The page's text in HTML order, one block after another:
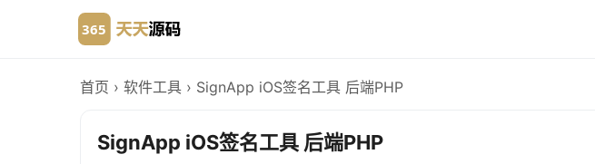
首页 › 软件工具 › SignApp iOS签名工具 后端PHP
SignApp iOS签名工具 后端PHP